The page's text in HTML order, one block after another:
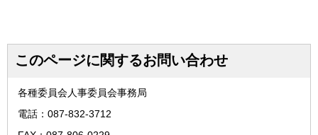
このページに関するお問い合わせ
各種委員会人事委員会事務局
電話：087-832-3712